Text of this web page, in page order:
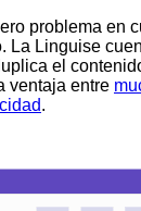
problema en
La Linguise
el
ventaja entre
.